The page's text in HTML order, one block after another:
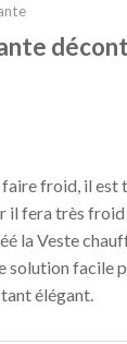
faire froid, il est
il fera très
la Veste
solution facile
élégant.